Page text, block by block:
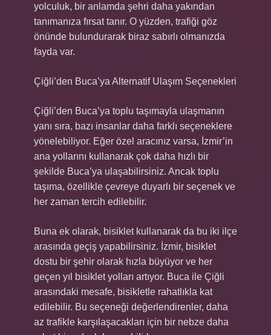
yolculuk, bir anlamda şehri daha yakından
tanımanıza fırsat tanır. O yüzden, trafiği göz
önünde bulundurarak biraz sabırlı olmanızda
fayda var.
Çiğli’den Buca’ya Alternatif Ulaşım Seçenekleri
Çiğli’den Buca’ya toplu taşımayla ulaşmanın
yanı sıra, bazı insanlar daha farklı seçeneklere
yönelebiliyor. Eğer özel aracınız varsa, İzmir’in
ana yollarını kullanarak çok daha hızlı bir
şekilde Buca’ya ulaşabilirsiniz. Ancak toplu
taşıma, özellikle çevreye duyarlı bir seçenek ve
her zaman tercih edilebilir.
Buna ek olarak, bisiklet kullanarak da bu iki ilçe
arasında geçiş yapabilirsiniz. İzmir, bisiklet
dostu bir şehir olarak hızla büyüyor ve her
geçen yıl bisiklet yolları artıyor. Buca ile Çiğli
arasındaki mesafe, bisikletle rahatlıkla kat
edilebilir. Bu seçeneği değerlendirenler, daha
az trafikle karşılaşacakları için bir nebze daha